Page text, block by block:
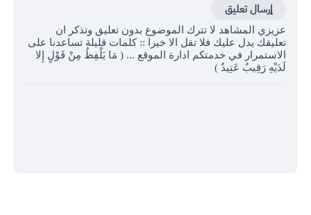
إرسال تعليق
عزيزي المشاهد لا تترك الموضوع بدون تعليق وتذكر ان
تعليقك يدل عليك فلا تقل الا خيرا :: كلمات قليلة تساعدنا على
الاستمرار في خدمتكم ادارة الموقع ... ( مَا يَلْفِظُ مِنْ قَوْلٍ إِلا
لَدَيْهِ رَقِيبٌ عَتِيدٌ )